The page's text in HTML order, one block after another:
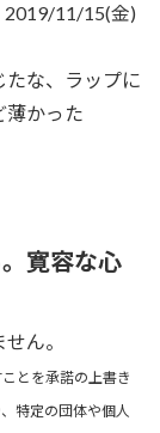
2019/11/15(金)
な、ラップに
薄かった
寛容な心
ん。
とを承諾の上書き
特定の団体や個人